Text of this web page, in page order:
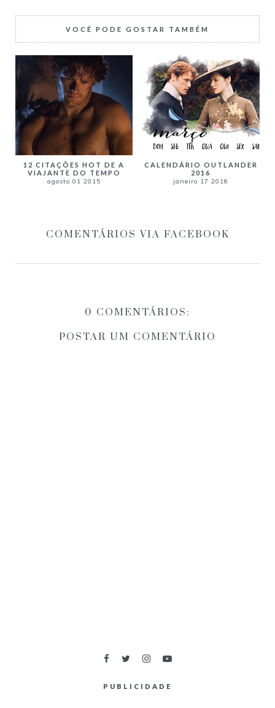
VOCÊ PODE GOSTAR TAMBÉM
12 CITAÇÕES HOT DE A
VIAJANTE DO TEMPO
agosto 01 2015
CALENDÁRIO OUTLANDER
2016
janeiro 17 2016
COMENTÁRIOS VIA FACEBOOK
0 COMENTÁRIOS:
POSTAR UM COMENTÁRIO
PUBLICIDADE